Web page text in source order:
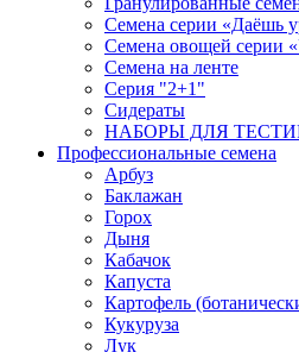
Семена серии «Даёшь
Семена овощей серии
Семена на ленте
Серия "2+1"
Сидераты
НАБОРЫ ДЛЯ
Профессиональные семена
Арбуз
Баклажан
Горох
Дыня
Кабачок
Капуста
Картофель
Кукуруза
Лук